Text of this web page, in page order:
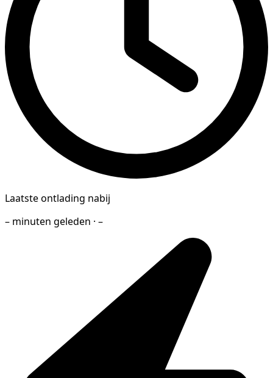
Laatste ontlading nabij
– minuten geleden · –